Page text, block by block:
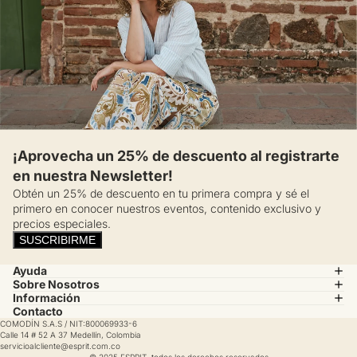
¡Aprovecha un 25% de descuento al registrarte
en nuestra Newsletter!
Obtén un 25% de descuento en tu primera compra y sé el
primero en conocer nuestros eventos, contenido exclusivo y
precios especiales.
SUSCRIBIRME
Ayuda
Sobre Nosotros
Información
Contacto
COMODÍN S.A.S / NIT:800069933-6
Calle 14 # 52 A 37 Medellín, Colombia
servicioalcliente@esprit.com.co